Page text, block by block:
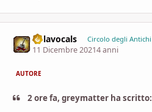
nolavocals Circolo degli Antichi
11 Dicembre 20214 anni
AUTORE
2 ore fa, greymatter ha scritto: